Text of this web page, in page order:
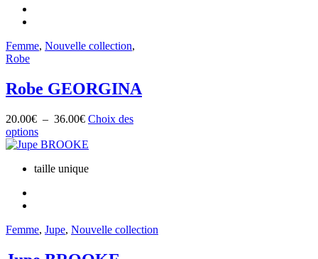
la
produit
Femme, Nouvelle collection,
Robe
Robe GEORGINA
20.00€ – 36.00€Plage
prix :
à
Choix des
optionsCe
produit
plusieurs
être
taille unique
Femme, Jupe, Nouvelle collection